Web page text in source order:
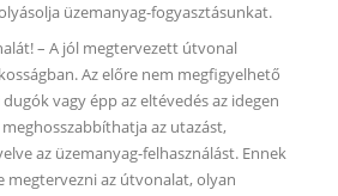
üzemanyag-fogyasztásunkat.
– A jól megtervezett útvonal
Az előre nem megfigyelhető
vagy épp az eltévedés az idegen
az utazást,
az üzemanyag-felhasználást. Ennek
megtervezni az útvonalat, olyan